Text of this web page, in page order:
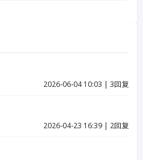
2026-06-04 10:03 | 3回复
2026-04-23 16:39 | 2回复